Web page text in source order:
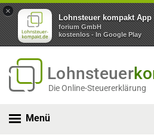
×
Lohnsteuer kompakt App
forium GmbH
kostenlos - In Google Play
Lohnsteuer
Die Online-Steuererklärung
Menü